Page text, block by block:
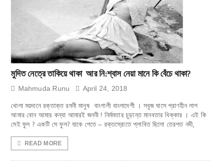
মুদিত নেত্রে তাকিয়ে থাকা আর নি:শ্বাস নেয়া মানে কি বেঁচে থাকা?
Mahmuda Runu April 24, 2018
খোলা ময়দানে রক্তাক্ত রমনী মানুষ বাংগালী বাংলাদেশী । সবুজ ঘাসে প্রাণহীন লাশ
আমার বোন আমার কন্যা আমারই জননী ! নির্মমতার চুড়ান্ত মানবতার ধিক্কার । এই কি
সেই ফুল ? একটি সে ফুল? যাকে পেতে – রক্তস্রোতে প্লাবিত ছিলো তেরশত নদী,
READ MORE